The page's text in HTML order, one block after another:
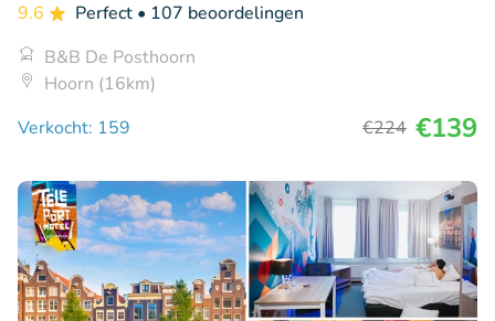
9.6 Perfect • 107 beoordelingen
B&B De Posthoorn
Hoorn (16km)
Verkocht: 159
€224 €139